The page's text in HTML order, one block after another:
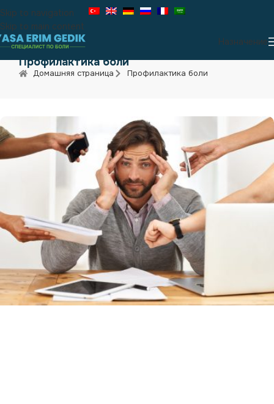
Skip to navigation
Skip to main content
Назначение
Профилактика боли
Домашняя страница Профилактика боли